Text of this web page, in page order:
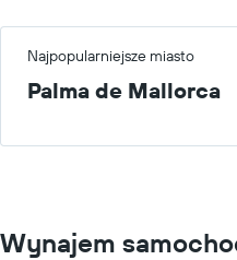
Najpopularniejsze miasto
Palma de Mallorca
Wynajem